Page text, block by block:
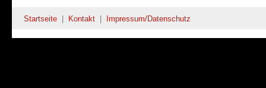
Startseite | Kontakt | Impressum/Datenschutz